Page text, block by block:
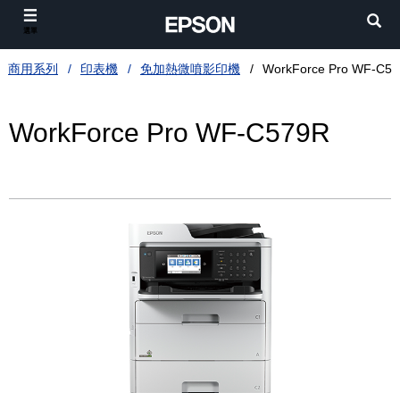
商用系列 印表機 免加熱微噴影印機 WorkForce Pro WF-
WorkForce Pro WF-C579R